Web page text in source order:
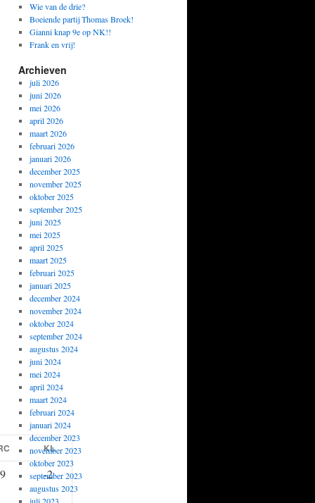
KL
-2
Wie van de drie?
Boeiende partij Thomas Broek!
Gianni knap 9e op NK!!
Frank en vrij!
Archieven
juli 2026
juni 2026
mei 2026
april 2026
maart 2026
februari 2026
januari 2026
december 2025
november 2025
oktober 2025
september 2025
juni 2025
mei 2025
april 2025
maart 2025
februari 2025
januari 2025
december 2024
november 2024
oktober 2024
september 2024
augustus 2024
juni 2024
mei 2024
april 2024
maart 2024
februari 2024
januari 2024
december 2023
november 2023
oktober 2023
september 2023
augustus 2023